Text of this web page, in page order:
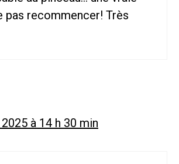
pas recommencer! Très
à 14 h 30 min